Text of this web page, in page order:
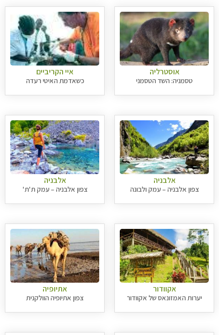
אוסטרליה
טסמניה: השד הטסמני
איי הקריביים
כשאדמת האיטי רעדה
אלבניה
צפון אלבניה – עמק ולבונה
אלבניה
צפון אלבניה – עמק ת'ת'
אקוודור
יערות האמזונאס של אקוודור
אתיופיה
צפון אתיופיה הוולקנית